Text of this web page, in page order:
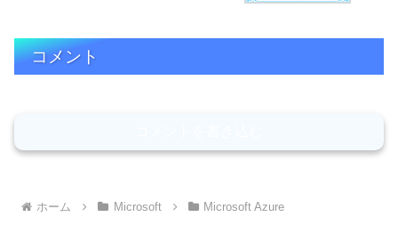
コメント
ホーム Microsoft Microsoft Azure